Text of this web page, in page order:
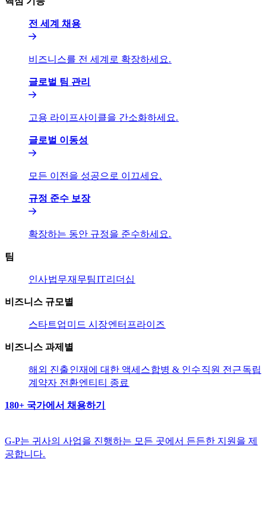
전 세계 채용​​
비즈니스를 전 세계로 확장하세요.​​
글로벌 팀 관리​​
고용 라이프사이클을 간소화하세요.​​
글로벌 이동성​​
모든 이전을 성공으로 이끄세요.​​
규정 준수 보장​​
확장하는 동안 규정을 준수하세요.​​
팀​​
인사​​법무​​재무팀​​IT​​리더십​​
비즈니스 규모별​​
스타트업​​ 미드 시장​​엔터프라이즈​​
비즈니스 과제별​​
해외 진출​​인재에 대한 액세스​​합병 & 인수​​직원 전근​​독립
계약자 전환​​엔티티 종료​​
180+ 국가에서 채용하기​​
G-P는 귀사의 사업을 진행하는 모든 곳에서 든든한 지원을 제
공합니다.​​